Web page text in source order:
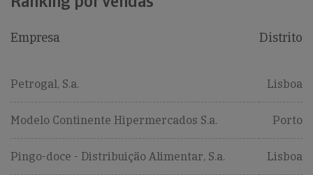
Empresa Distrito
Petrogal, S.a. Lisboa
Modelo Continente Hipermercados S.a. Porto
Pingo-doce - Distribuição Alimentar, S.a. Lisboa